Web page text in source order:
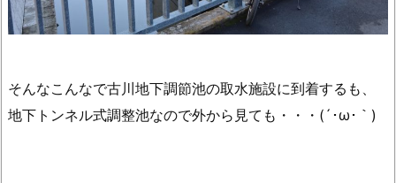
そんなこんなで古川地下調節池の取水施設に到着するも、
地下トンネル式調整池なので外から見ても・・・(´･ω･｀)